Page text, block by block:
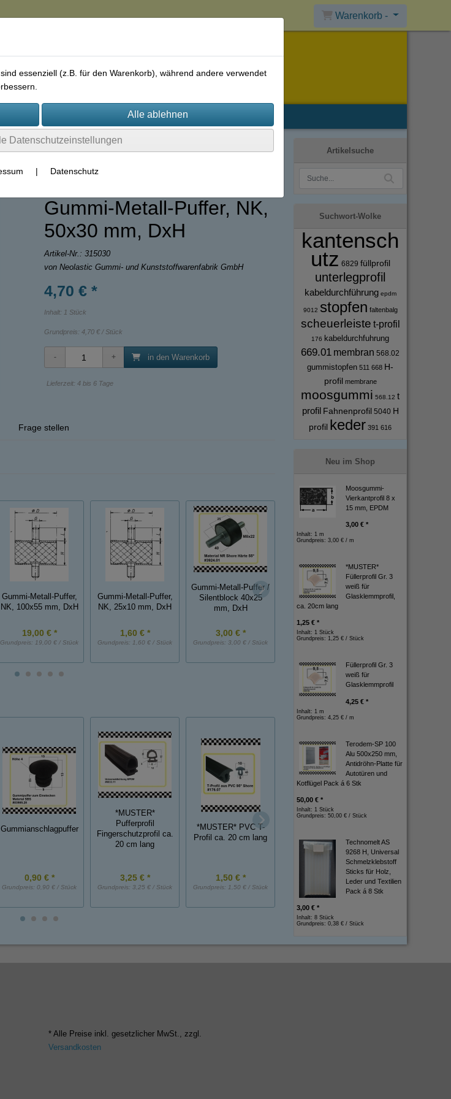
Warenkorb -
Gummi-Metall-Puffer, NK,
50x30 mm, DxH
Artikel-Nr.: 315030
von Neolastic Gummi- und Kunststoffwarenfabrik GmbH
4,70 € *
Inhalt: 1 Stück
Grundpreis: 4,70 € / Stück
in den Warenkorb
Lieferzeit: 4 bis 6 Tage
Frage stellen
Gummi-Metall-Puffer,
NK, 100x55 mm, DxH
19,00 € *
Grundpreis: 19,00 € / Stück
Gummi-Metall-Puffer,
NK, 25x10 mm, DxH
1,60 € *
Grundpreis: 1,60 € / Stück
Gummi-Metall-Puffer /
Silentblock 40x25
mm, DxH
3,00 € *
Grundpreis: 3,00 € / Stück
Gummi-Metall-Puffer,
NK, 20x15 mm, DxH
1,45 € *
Grundpreis: 1,45 € / Stück
Gummi-Metall-
Gummianschlagpuffer
0,90 € *
Grundpreis: 0,90 € / Stück
*MUSTER*
Pufferprofil
Fingerschutzprofil ca.
20 cm lang
3,25 € *
Grundpreis: 3,25 € / Stück
*MUSTER* PVC T-
Profil ca. 20 cm lang
1,50 € *
Grundpreis: 1,50 € / Stück
Breitbandschelle
"Mikalor" Supra-Klem,
mm Spannbereich
*Auslaufartikel*
5,30 € / Stück
Moosgummi ca.
Artikelsuche
Suchwort-Wolke
kantensch
utz 6829 füllprofil
unterlegprofil
kabeldurchführung epdm
9012 stopfen faltenbalg
scheuerleiste t-profil
176 kabeldurchfuhrung
669.01 membran 568.02
gummistopfen 511 668 H-
profil membrane
moosgummi 568.12 t
profil Fahnenprofil 5040 H
profil keder 391 616
Neu im Shop
Moosgummi-
Vierkantprofil 8 x
15 mm, EPDM
3,00 € *
Inhalt: 1 m
Grundpreis: 3,00 € / m
*MUSTER*
Füllerprofil Gr. 3
weiß für
Glasklemmprofil,
ca. 20cm lang
1,25 € *
Inhalt: 1 Stück
Grundpreis: 1,25 € / Stück
Füllerprofil Gr. 3
weiß für
Glasklemmprofil
4,25 € *
Inhalt: 1 m
Grundpreis: 4,25 € / m
Terodem-SP 100
Alu 500x250 mm,
Antidröhn-Platte für
Autotüren und
Kotflügel Pack á 6 Stk
50,00 € *
Inhalt: 1 Stück
Grundpreis: 50,00 € / Stück
Technomelt AS
9268 H, Universal
Schmelzklebstoff
Sticks für Holz,
Leder und Textilien
Pack á 8 Stk
3,00 € *
Inhalt: 8 Stück
Grundpreis: 0,38 € / Stück
* Alle Preise inkl. gesetzlicher MwSt., zzgl.
Versandkosten
essenziell (z.B. für den Warenkorb), während andere verwendet
Datenschutzeinstellungen
| Datenschutz